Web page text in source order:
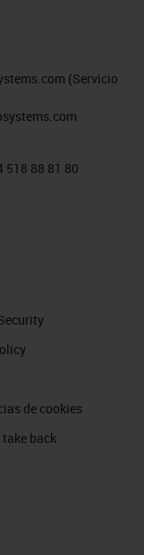
(Servicio
518 88 81 80
de cookies
take back